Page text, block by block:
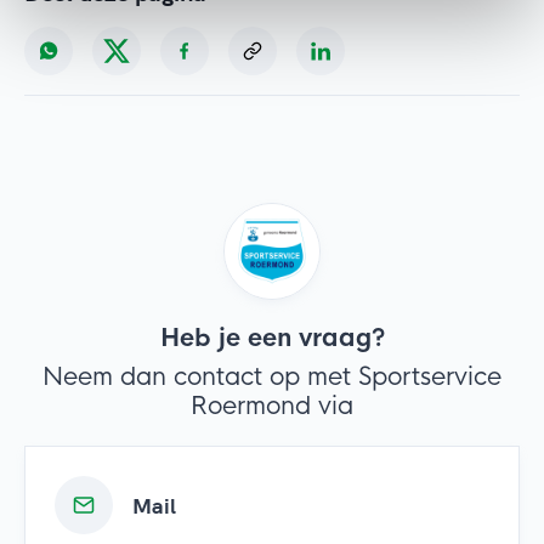
Heb je een vraag?
Neem dan contact op met Sportservice
Roermond via
Mail